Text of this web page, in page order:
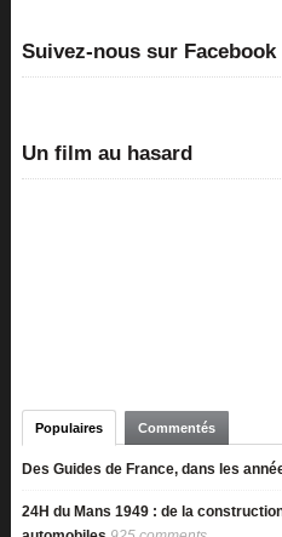
Suivez-nous sur Facebook
Un film au hasard
Populaires Commentés
Des Guides de France, dans les
24H du Mans 1949 : de la